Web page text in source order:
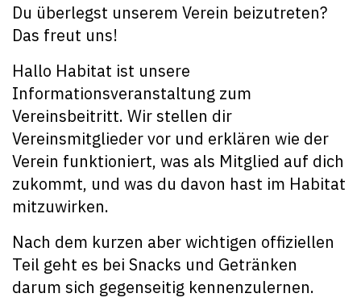
Du überlegst unserem Verein beizutreten?
Das freut uns!
Hallo Habitat ist unsere
Informationsveranstaltung zum
Vereinsbeitritt. Wir stellen dir
Vereinsmitglieder vor und erklären wie der
Verein funktioniert, was als Mitglied auf dich
zukommt, und was du davon hast im Habitat
mitzuwirken.
Nach dem kurzen aber wichtigen offiziellen
Teil geht es bei Snacks und Getränken
darum sich gegenseitig kennenzulernen.